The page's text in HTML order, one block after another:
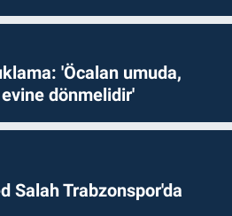
'Öcalan umuda,
dönmelidir'
Salah Trabzonspor'da